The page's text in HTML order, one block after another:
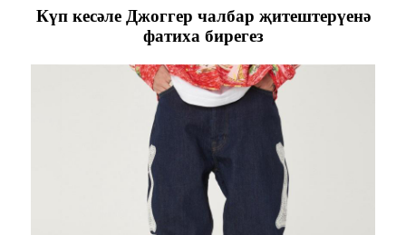
Күп кесәле Джоггер чалбар җитештерүенә
фатиха бирегез